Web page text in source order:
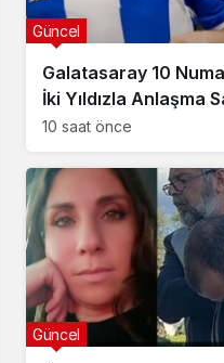
Galatasaray 10
İki Yıldızla Anlaşma
10 saat önce
Güncel
Güncel